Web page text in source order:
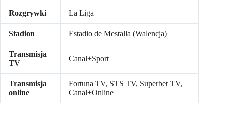
Rozgrywki La Liga
Stadion Estadio de Mestalla (Walencja)
Transmisja
TV
Canal+Sport
Transmisja
online
Fortuna TV, STS TV, Superbet TV,
Canal+Online